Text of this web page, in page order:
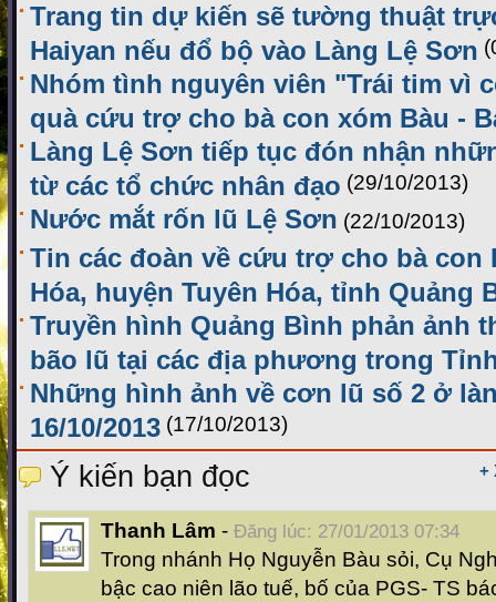
Trang tin dự kiến sẽ tường thuật
Haiyan nếu đổ bộ vào Làng Lệ Sơn
Nhóm tình nguyên viên "Trái tim vì
quà cứu trợ cho bà con xóm Bàu -
Làng Lệ Sơn tiếp tục đón nhận
từ các tổ chức nhân đạo (29/10/2013)
Nước mắt rốn lũ Lệ Sơn (22/10/2013)
Tin các đoàn về cứu trợ cho bà con
Hóa, huyện Tuyên Hóa, tỉnh Quảng
Truyền hình Quảng Bình phản ảnh
bão lũ tại các địa phương trong
Những hình ảnh về cơn lũ số 2 ở
16/10/2013 (17/10/2013)
+
Ý kiến bạn đọc
Thanh Lâm - Đăng lúc: 27/01/2013 07:34
Trong nhánh Họ Nguyễn Bàu sỏi, Cụ
bậc cao niên lão tuế, bố của PGS- TS